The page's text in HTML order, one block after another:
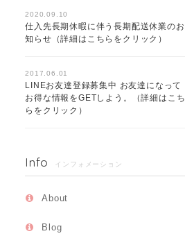
2020.09.10
仕入先長期休暇に伴う長期配送休業のお
知らせ（詳細はこちらをクリック）
2017.06.01
LINEお友達登録募集中 お友達になって
お得な情報をGETしよう。（詳細はこち
らをクリック）
Info インフォメーション
About
Blog